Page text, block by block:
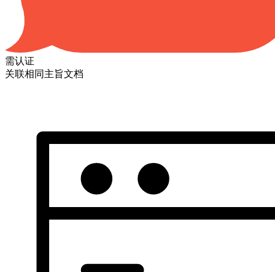
需认证
关联相同主旨文档